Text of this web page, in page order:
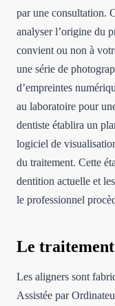
par une consultation.
analyser l’origine du
convient ou non à
une série de
d’empreintes
au laboratoire pour
dentiste établira un
logiciel de
du traitement. Cette
dentition actuelle et
le professionnel
Le
Les aligners sont
Assistée par